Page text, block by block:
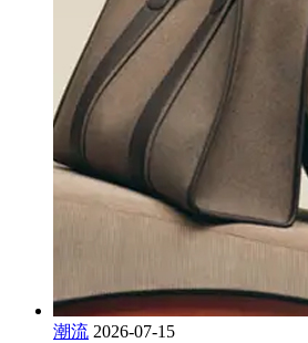
潮流 2026-07-15